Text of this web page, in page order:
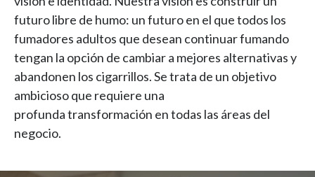
futuro libre de humo: un futuro en el que todos los
fumadores adultos que desean continuar fumando
tengan la opción de cambiar a mejores alternativas y
abandonen los cigarrillos. Se trata de un objetivo
ambicioso que requiere una
profunda transformación en todas las áreas del
negocio.​